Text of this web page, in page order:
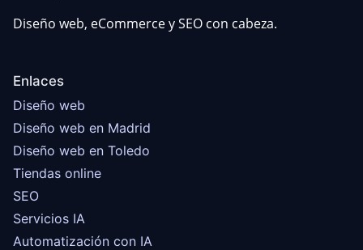
Diseño web, eCommerce y SEO con cabeza.
Enlaces
Diseño web
Diseño web en Madrid
Diseño web en Toledo
Tiendas online
SEO
Servicios IA
Automatización con IA